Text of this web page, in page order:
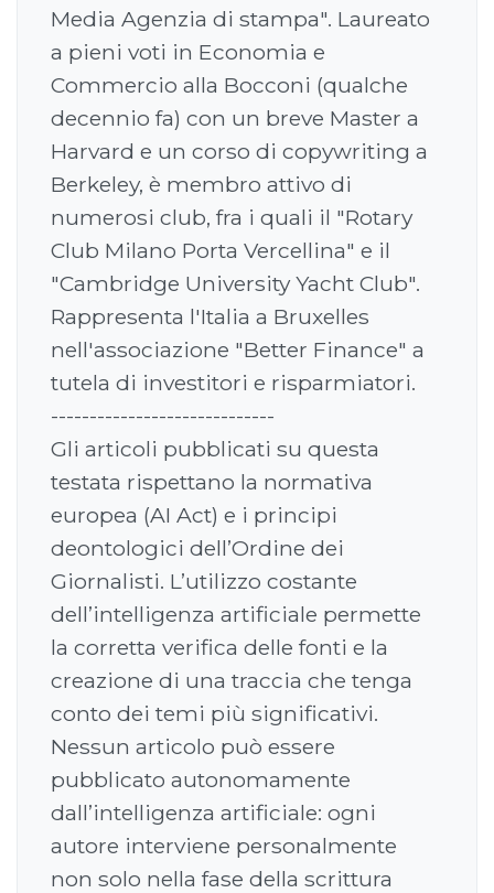
Media Agenzia di stampa". Laureato
a pieni voti in Economia e
Commercio alla Bocconi (qualche
decennio fa) con un breve Master a
Harvard e un corso di copywriting a
Berkeley, è membro attivo di
numerosi club, fra i quali il "Rotary
Club Milano Porta Vercellina" e il
"Cambridge University Yacht Club".
Rappresenta l'Italia a Bruxelles
nell'associazione "Better Finance" a
tutela di investitori e risparmiatori.
-----------------------------
Gli articoli pubblicati su questa
testata rispettano la normativa
europea (AI Act) e i principi
deontologici dell’Ordine dei
Giornalisti. L’utilizzo costante
dell’intelligenza artificiale permette
la corretta verifica delle fonti e la
creazione di una traccia che tenga
conto dei temi più significativi.
Nessun articolo può essere
pubblicato autonomamente
dall’intelligenza artificiale: ogni
autore interviene personalmente
non solo nella fase della scrittura